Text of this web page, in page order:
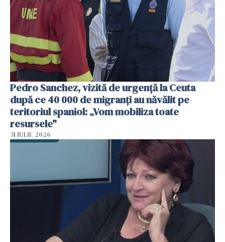
Pedro Sanchez, vizită de urgență la Ceuta
după ce 40 000 de migranți au năvălit pe
teritoriul spaniol: „Vom mobiliza toate
resursele"
31 IULIE 2026